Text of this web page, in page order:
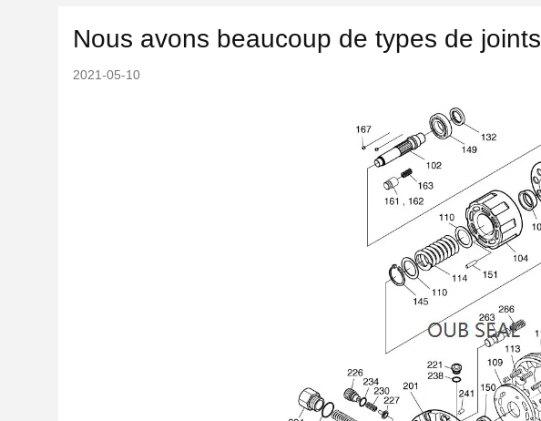
Nous avons beaucoup de types de joints
2021-05-10